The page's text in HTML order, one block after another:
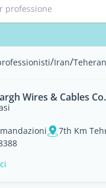
professione
/Iran/Teheran
Wires & Cables Co.
7th Km